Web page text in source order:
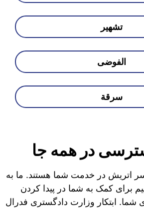
تشهير
الفوضى
سرقة
در همه جا
اتریش در خدمت شما هستند. ما به
برای کمک به شما در پیدا کردن
شما. ابتکار وزارت دادگستری فدرال